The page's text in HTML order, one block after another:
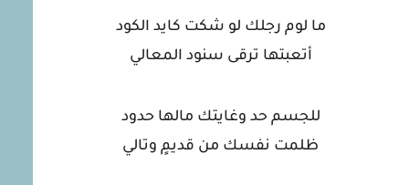
ما لوم رجلك لو شكت كايد الكود
أتعبتها ترقى سنود المعالي
للجسم حد وغايتك مالها حدود
ظلمت نفسك من قديمٍ وتالي